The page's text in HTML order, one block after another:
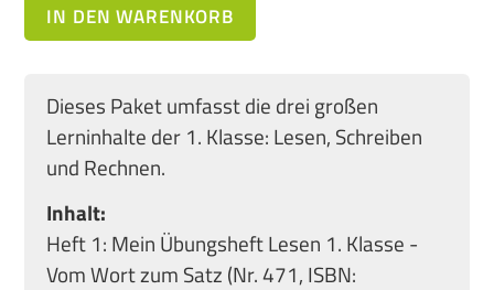
IN DEN WARENKORB
Dieses Paket umfasst die drei großen
Lerninhalte der 1. Klasse: Lesen, Schreiben
und Rechnen.
Inhalt:
Heft 1: Mein Übungsheft Lesen 1. Klasse -
Vom Wort zum Satz (Nr. 471, ISBN: